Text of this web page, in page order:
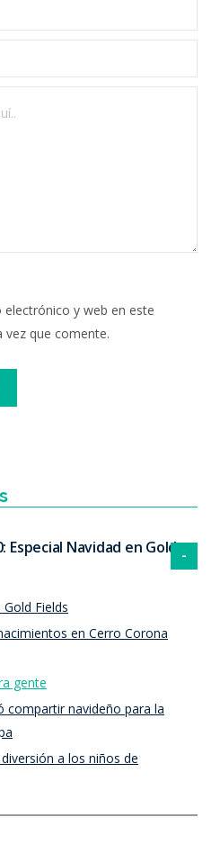
y web en este
vez que comente.
Especial Navidad en Gold
Fields
en Cerro Corona
gente
compartir navideño para la
a los niños de